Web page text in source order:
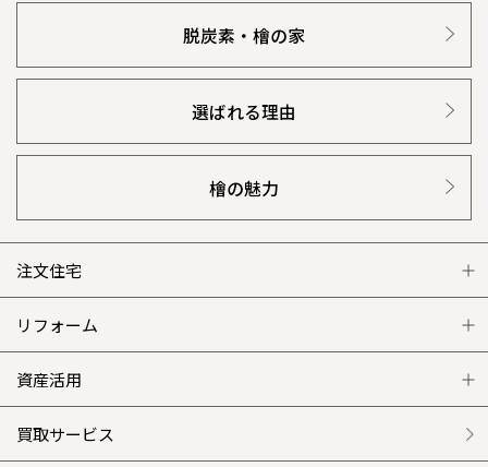
脱炭素・檜の家
選ばれる理由
檜の魅力
注文住宅
注文住宅 トップ
グレートステージ
クレステージ
リフォーム
リフォーム トップ
リフォームメニュー
資産活用
資産活用 トップ
買取サービス